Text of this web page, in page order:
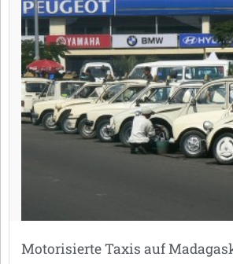
Motorisierte Taxis auf